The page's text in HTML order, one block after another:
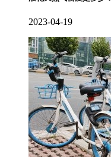
2023-04-19